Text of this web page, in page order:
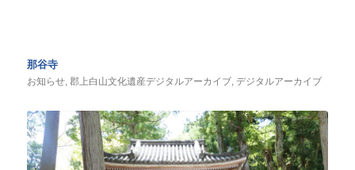
那谷寺
お知らせ, 郡上白山文化遺産デジタルアーカイブ, デジタルアーカイブ